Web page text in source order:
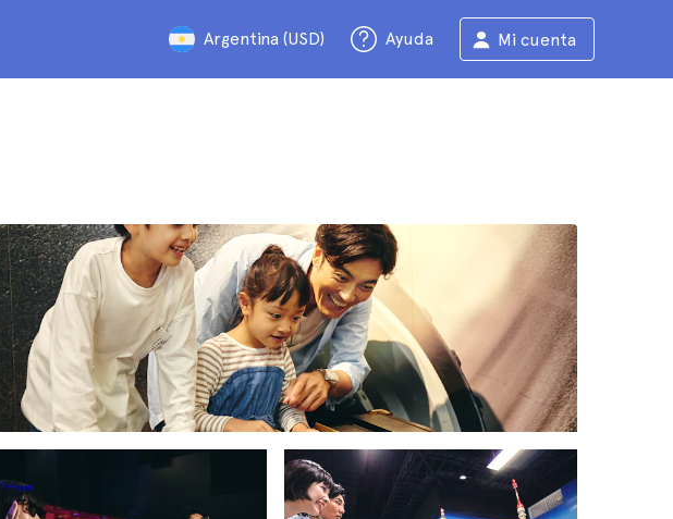
Argentina (USD) Ayuda Mi cuenta